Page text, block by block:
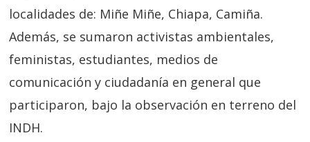
localidades de: Miñe Miñe, Chiapa, Camiña.
Además, se sumaron activistas ambientales,
feministas, estudiantes, medios de
comunicación y ciudadanía en general que
participaron, bajo la observación en terreno del
INDH.